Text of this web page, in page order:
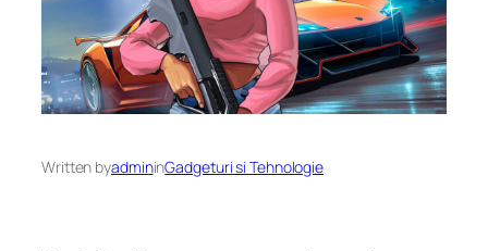
Written byadmininGadgeturi si Tehnologie